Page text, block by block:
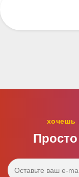
хочешь